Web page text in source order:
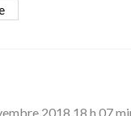
2018 18 h 07